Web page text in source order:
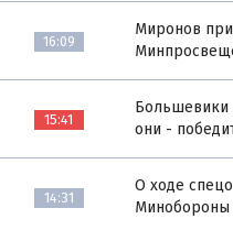
16:09
Миронов
15:41
Большевики
они -
14:31
О ходе
Минобороны